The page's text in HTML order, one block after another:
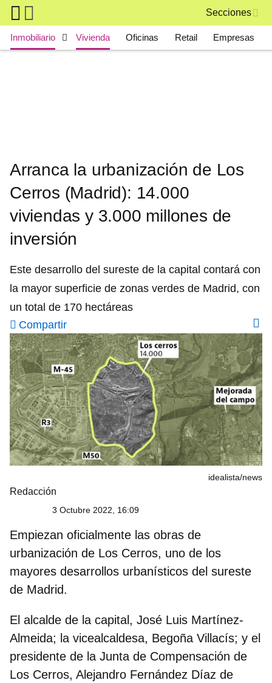
Skip to main content
Secciones
Main navigation
Inmobiliario Vivienda Oficinas Retail Empresas
Arranca la urbanización de Los
Cerros (Madrid): 14.000
viviendas y 3.000 millones de
inversión
Este desarrollo del sureste de la capital contará con
la mayor superficie de zonas verdes de Madrid, con
un total de 170 hectáreas
Compartir
idealista/news
Redacción
3 Octubre 2022, 16:09
Empiezan oficialmente las obras de
urbanización de Los Cerros, uno de los
mayores desarrollos urbanísticos del sureste
de Madrid.
El alcalde de la capital, José Luis Martínez-
Almeida; la vicealcaldesa, Begoña Villacís; y el
presidente de la Junta de Compensación de
Los Cerros, Alejandro Fernández Díaz de